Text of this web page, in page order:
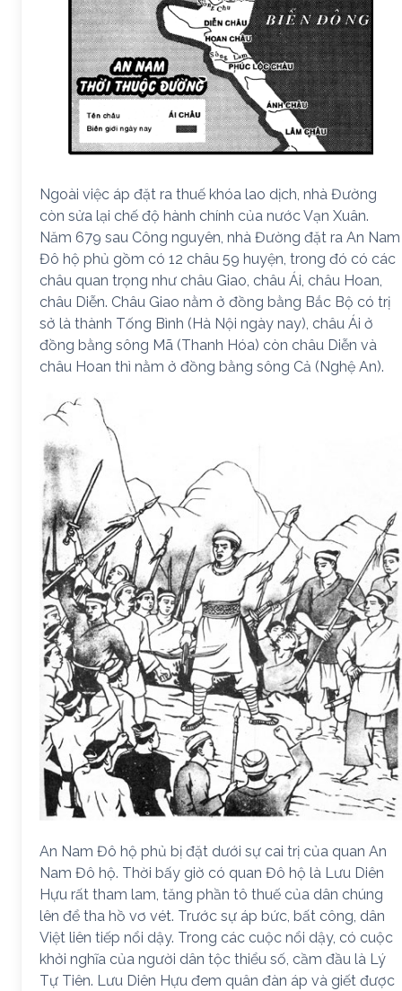
Ngoài việc áp đặt ra thuế khóa lao dịch, nhà Đường
còn sửa lại chế độ hành chính của nước Vạn Xuân.
Năm 679 sau Công nguyên, nhà Đường đặt ra An Nam
Đô hộ phủ gồm có 12 châu 59 huyện, trong đó có các
châu quan trọng như châu Giao, châu Ái, châu Hoan,
châu Diễn. Châu Giao nằm ở đồng bằng Bắc Bộ có trị
sở là thành Tống Bình (Hà Nội ngày nay), châu Ái ở
đồng bằng sông Mã (Thanh Hóa) còn châu Diễn và
châu Hoan thì nằm ở đồng bằng sông Cả (Nghệ An).
An Nam Đô hộ phủ bị đặt dưới sự cai trị của quan An
Nam Đô hộ. Thời bấy giờ có quan Đô hộ là Lưu Diên
Hựu rất tham lam, tăng phần tô thuế của dân chúng
lên để tha hồ vơ vét. Trước sự áp bức, bất công, dân
Việt liên tiếp nổi dậy. Trong các cuộc nổi dậy, có cuộc
khởi nghĩa của người dân tộc thiểu số, cầm đầu là Lý
Tự Tiên. Lưu Diên Hựu đem quân đàn áp và giết được